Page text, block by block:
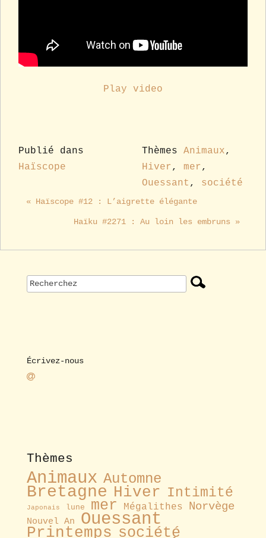
Play video
Publié dans
Haïscope
Thèmes Animaux,
Hiver , mer ,
Ouessant , société
« Haïscope #12 : L’aigrette élégante
Haïku #2271 : Au loin les embruns »
Écrivez-nous
Thèmes
Animaux Automne
Bretagne Hiver Intimité
Japonais lune mer Mégalithes Norvège
Nouvel An Ouessant
Printemps société